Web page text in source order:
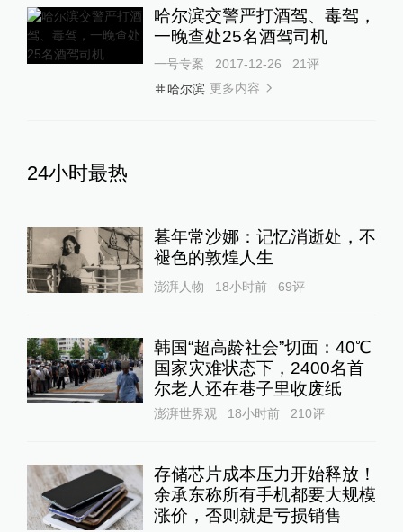
哈尔滨交警严打酒驾、毒驾，
一晚查处25名酒驾司机
一号专案 2017-12-26 21评
哈尔滨 更多内容
24小时最热
暮年常沙娜：记忆消逝处，不
褪色的敦煌人生
澎湃人物 18小时前 69评
韩国“超高龄社会”切面：40℃
国家灾难状态下，2400名首
尔老人还在巷子里收废纸
澎湃世界观 18小时前 210评
存储芯片成本压力开始释放！
余承东称所有手机都要大规模
涨价，否则就是亏损销售